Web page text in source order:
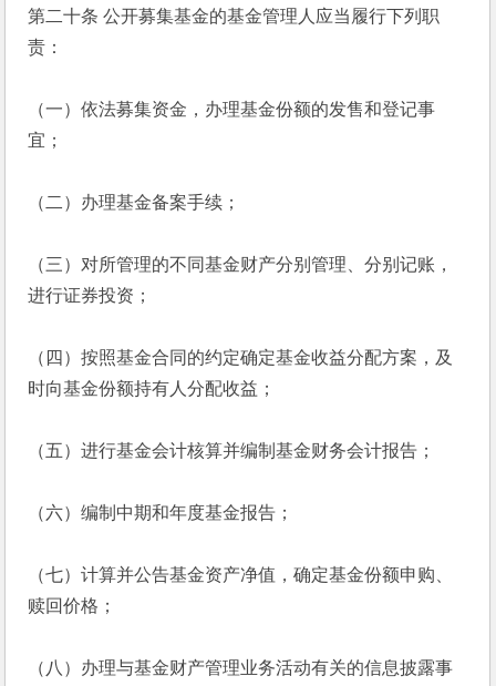
第二十条 公开募集基金的基金管理人应当履行下列职
责：
（一）依法募集资金，办理基金份额的发售和登记事
宜；
（二）办理基金备案手续；
（三）对所管理的不同基金财产分别管理、分别记账，
进行证券投资；
（四）按照基金合同的约定确定基金收益分配方案，及
时向基金份额持有人分配收益；
（五）进行基金会计核算并编制基金财务会计报告；
（六）编制中期和年度基金报告；
（七）计算并公告基金资产净值，确定基金份额申购、
赎回价格；
（八）办理与基金财产管理业务活动有关的信息披露事